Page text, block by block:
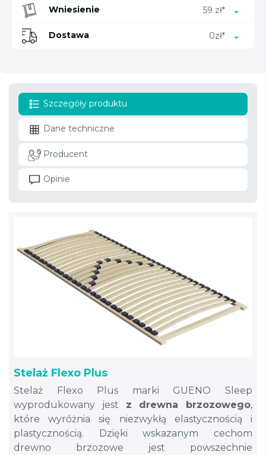
Wniesienie 59 zł*
Dostawa 0zł*
Szczegóły produktu
Dane techniczne
Producent
Opinie
Stelaż Flexo Plus
Stelaż Flexo Plus marki GUENO Sleep
wyprodukowany jest z drewna brzozowego,
które wyróżnia się niezwykłą elastycznością i
plastycznością. Dzięki wskazanym cechom
drewno brzozowe jest powszechnie